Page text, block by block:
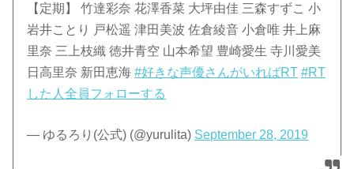
【定期】 竹達彩奈 花澤香菜 大坪由佳 三森すずこ 小
岩井ことり 戸松遥 津田美波 佐倉綾音 小倉唯 井上麻
里奈 三上枝織 徳井青空 山本希望 豊崎愛生 寺川愛美
日高里奈 新田恵海#好きな声優さんがいればRT #RT
した人全員フォローする
— ゆるろり(公式) (@yurulita) September 28, 2019